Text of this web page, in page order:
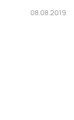
08.08.2019